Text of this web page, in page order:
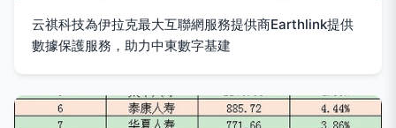
云祺科技為伊拉克最大互聯網服務提供商Earthlink提供
數據保護服務，助力中東數字基建